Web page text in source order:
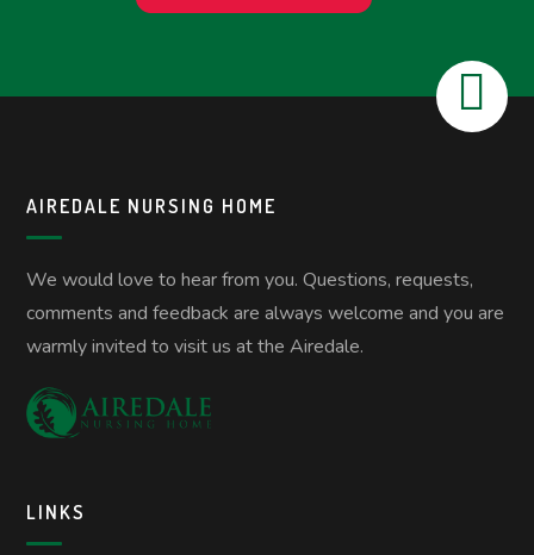
AIREDALE NURSING HOME
We would love to hear from you. Questions, requests,
comments and feedback are always welcome and you are
warmly invited to visit us at the Airedale.
LINKS